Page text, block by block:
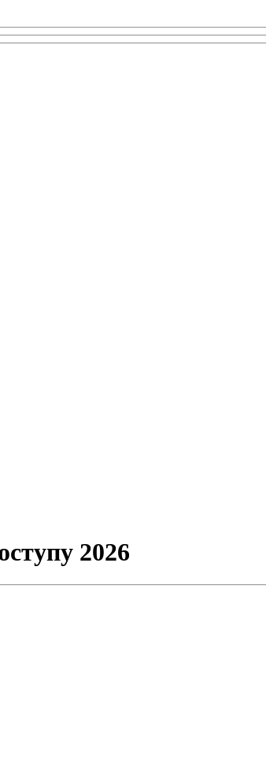
2026